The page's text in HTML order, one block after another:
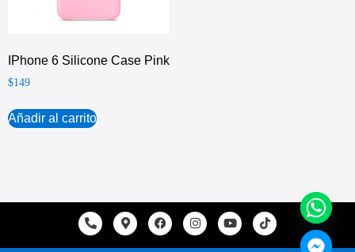
IPhone 6 Silicone Case Pink
$149
Añadir al carrito